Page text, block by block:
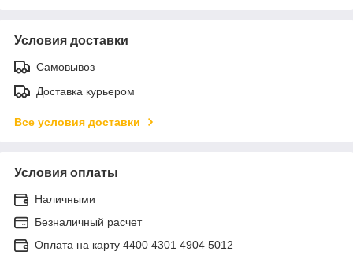
Условия доставки
Самовывоз
Доставка курьером
Все условия доставки
Условия оплаты
Наличными
Безналичный расчет
Оплата на карту 4400 4301 4904 5012